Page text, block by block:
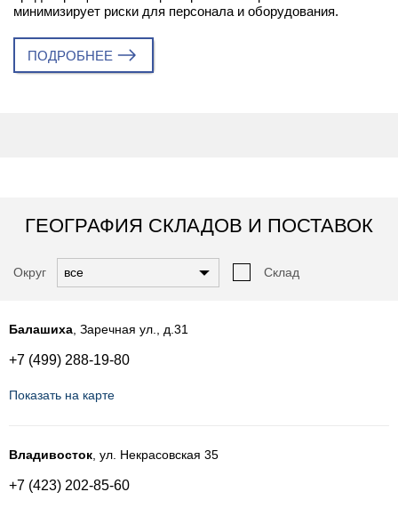
минимизирует риски для персонала и оборудования.
ПОДРОБНЕЕ
ГЕОГРАФИЯ СКЛАДОВ И ПОСТАВОК
Округ Склад
Балашиха , Заречная ул., д.31
+7 (499) 288-19-80
Показать на карте
Владивосток , ул. Некрасовская 35
+7 (423) 202-85-60